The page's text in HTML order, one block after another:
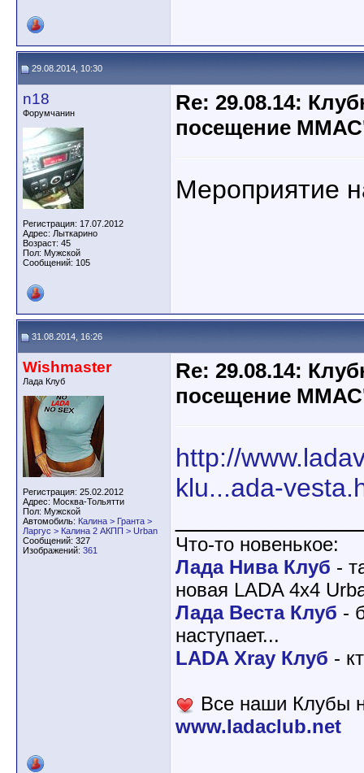
29.08.2014, 10:30
n18
Форумчанин
Регистрация: 17.07.2012
Адрес: Лыткарино
Возраст: 45
Пол: Мужской
Сообщений: 105
Re: 29.08.14:
посещение
Мероприятие
31.08.2014, 16:26
Wishmaster
Лада Клуб
Регистрация: 25.02.2012
Адрес: Москва-Тольятти
Пол: Мужской
Автомобиль: Калина > Гранта >
Ларгус > Калина 2 АКПП > Urban
Сообщений: 327
Изображений: 361
Re: 29.08.14:
посещение
http://
klu...ada-
Что-то новенькое:
Лада Нива Клуб -
новая LADA 4x4
Лада Веста Клуб -
наступает...
LADA Xray Клуб -
Все наши Клубы
www.ladaclub.net